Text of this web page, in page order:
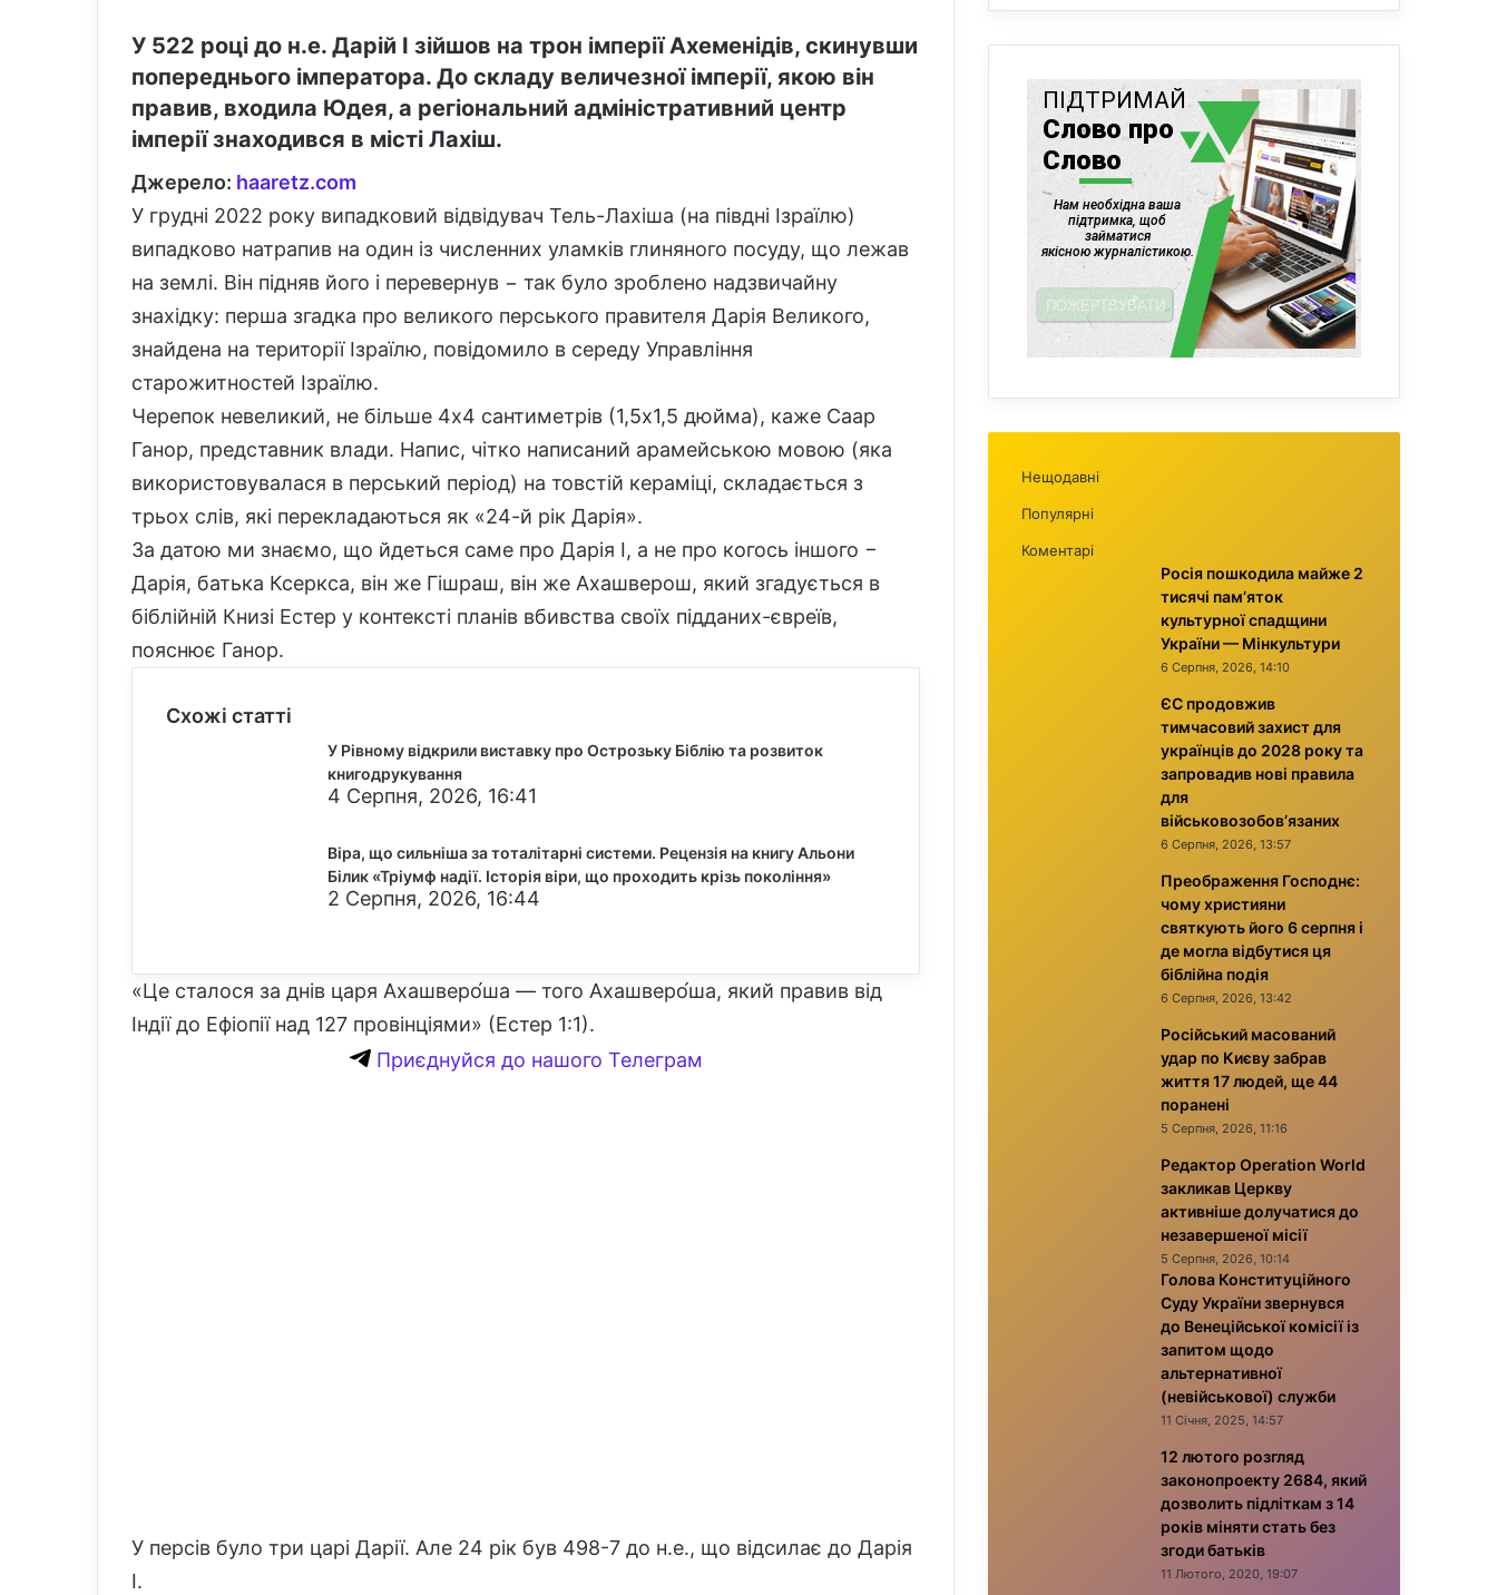
У 522 році до н.е. Дарій I зійшов на трон імперії Ахеменідів, скинувши
попереднього імператора. До складу величезної імперії, якою він
правив, входила Юдея, а регіональний адміністративний центр
імперії знаходився в місті Лахіш.
Джерело: haaretz.com
У грудні 2022 року випадковий відвідувач Тель-Лахіша (на півдні Ізраїлю)
випадково натрапив на один із численних уламків глиняного посуду, що лежав
на землі. Він підняв його і перевернув − так було зроблено надзвичайну
знахідку: перша згадка про великого перського правителя Дарія Великого,
знайдена на території Ізраїлю, повідомило в середу Управління
старожитностей Ізраїлю.
Черепок невеликий, не більше 4х4 сантиметрів (1,5х1,5 дюйма), каже Саар
Ганор, представник влади. Напис, чітко написаний арамейською мовою (яка
використовувалася в перський період) на товстій кераміці, складається з
трьох слів, які перекладаються як «24-й рік Дарія».
За датою ми знаємо, що йдеться саме про Дарія I, а не про когось іншого −
Дарія, батька Ксеркса, він же Гішраш, він же Ахашверош, який згадується в
біблійній Книзі Естер у контексті планів вбивства своїх підданих-євреїв,
пояснює Ганор.
Схожі статті
У Рівному відкрили виставку про Острозьку Біблію та розвиток
книгодрукування
4 Серпня, 2026, 16:41
Віра, що сильніша за тоталітарні системи. Рецензія на книгу Альони
Білик «Тріумф надії. Історія віри, що проходить крізь покоління»
2 Серпня, 2026, 16:44
«Це сталося за днів царя Ахашверо́ша — того Ахашверо́ша, який правив від
Індії до Ефіопії над 127 провінціями» (Естер 1:1).
Приєднуйся до нашого Телеграм
У персів було три царі Дарії. Але 24 рік був 498-7 до н.е., що відсилає до Дарія
І.
Нещодавні
Популярні
Коментарі
Росія пошкодила майже 2
тисячі пам’яток
культурної спадщини
України — Мінкультури
6 Серпня, 2026, 14:10
ЄС продовжив
тимчасовий захист для
українців до 2028 року та
запровадив нові правила
для
військовозобов’язаних
6 Серпня, 2026, 13:57
Преображення Господнє:
чому християни
святкують його 6 серпня і
де могла відбутися ця
біблійна подія
6 Серпня, 2026, 13:42
Російський масований
удар по Києву забрав
життя 17 людей, ще 44
поранені
5 Серпня, 2026, 11:16
Редактор Operation World
закликав Церкву
активніше долучатися до
незавершеної місії
5 Серпня, 2026, 10:14
Голова Конституційного
Суду України звернувся
до Венеційської комісії із
запитом щодо
альтернативної
(невійськової) служби
11 Січня, 2025, 14:57
12 лютого розгляд
законопроекту 2684, який
дозволить підліткам з 14
років міняти стать без
згоди батьків
11 Лютого, 2020, 19:07